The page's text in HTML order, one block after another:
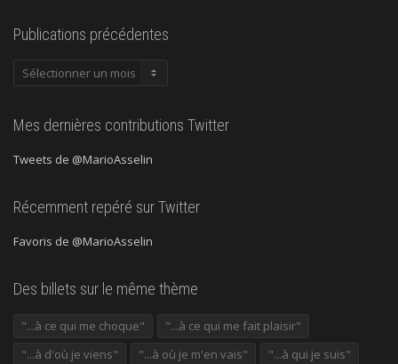
Publications précédentes
Publications
Mes dernières contributions Twitter
Tweets de @MarioAsselin
Récemment repéré sur Twitter
Favoris de @MarioAsselin
Des billets sur le même thème
"...à ce qui me choque"
"...à ce qui me fait plaisir"
"...à d'où je viens"
"...à où je m'en vais"
"...à qui je suis"